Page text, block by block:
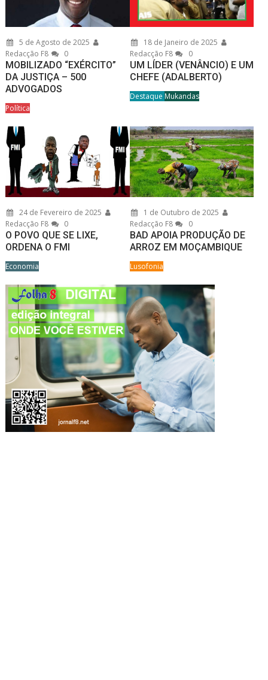
5 de Agosto de 2025
Redacção F8
0
MOBILIZADO “EXÉRCITO”
DA JUSTIÇA – 500
ADVOGADOS
Política
18 de Janeiro de 2025
Redacção F8
0
UM LÍDER (VENÂNCIO) E UM
CHEFE (ADALBERTO)
Destaque Mukandas
24 de Fevereiro de 2025
Redacção F8
0
O POVO QUE SE LIXE,
ORDENA O FMI
Economia
1 de Outubro de 2025
Redacção F8
0
BAD APOIA PRODUÇÃO DE
ARROZ EM MOÇAMBIQUE
Lusofonia